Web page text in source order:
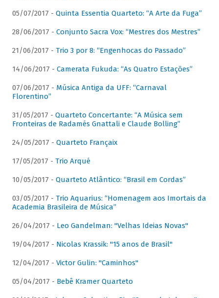
05/07/2017 - Quinta Essentia Quarteto: “A Arte da Fuga”
28/06/2017 - Conjunto Sacra Vox: “Mestres dos Mestres”
21/06/2017 - Trio 3 por 8: “Engenhocas do Passado”
14/06/2017 - Camerata Fukuda: “As Quatro Estações”
07/06/2017 - Música Antiga da UFF: “Carnaval
Florentino”
31/05/2017 - Quarteto Concertante: “A Música sem
Fronteiras de Radamés Gnattali e Claude Bolling”
24/05/2017 - Quarteto Françaix
17/05/2017 - Trio Arqué
10/05/2017 - Quarteto Atlântico: “Brasil em Cordas”
03/05/2017 - Trio Aquarius: “Homenagem aos Imortais da
Academia Brasileira de Música”
26/04/2017 - Leo Gandelman: "Velhas Ideias Novas"
19/04/2017 - Nicolas Krassik: "15 anos de Brasil"
12/04/2017 - Victor Gulin: "Caminhos"
05/04/2017 - Bebê Kramer Quarteto